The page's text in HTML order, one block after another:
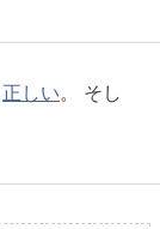
正しい。 そし